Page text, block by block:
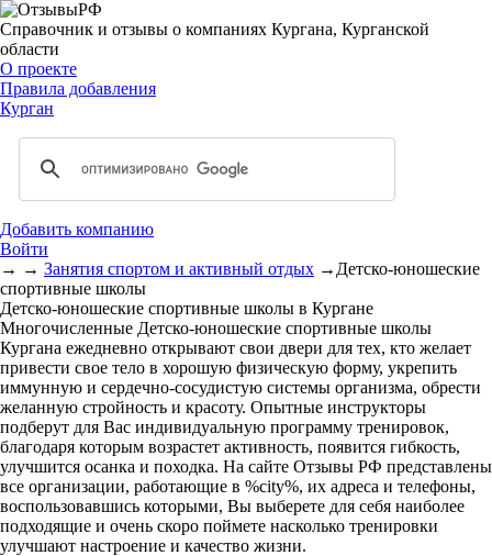
Справочник и отзывы о компаниях Кургана, Курганской
области
О проекте
Правила добавления
Курган
Добавить компанию
Войти
→ → Занятия спортом и активный отдых → Детско-юношеские
спортивные школы
Детско-юношеские спортивные школы в Кургане
Многочисленные Детско-юношеские спортивные школы
Кургана ежедневно открывают свои двери для тех, кто желает
привести свое тело в хорошую физическую форму, укрепить
иммунную и сердечно-сосудистую системы организма, обрести
желанную стройность и красоту. Опытные инструкторы
подберут для Вас индивидуальную программу тренировок,
благодаря которым возрастет активность, появится гибкость,
улучшится осанка и походка. На сайте Отзывы РФ представлены
все организации, работающие в %city%, их адреса и телефоны,
воспользовавшись которыми, Вы выберете для себя наиболее
подходящие и очень скоро поймете насколько тренировки
улучшают настроение и качество жизни.